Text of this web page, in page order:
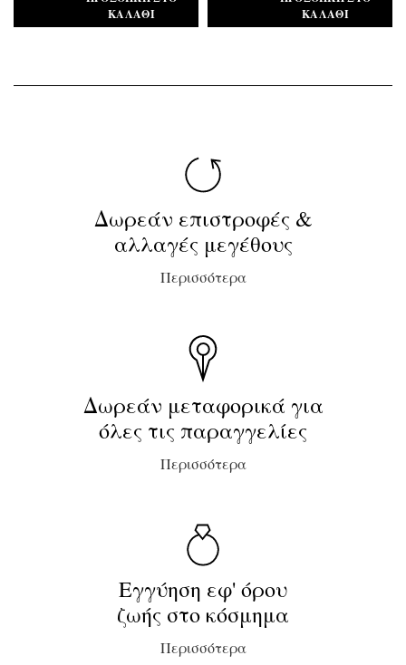
ΚΑΛΆΘΙ
ΚΑΛΆΘΙ
Δωρεάν επιστροφές &
αλλαγές μεγέθους
Περισσότερα
Δωρεάν μεταφορικά για
όλες τις παραγγελίες
Περισσότερα
Εγγύηση εφ' όρου
ζωής στο κόσμημα
Περισσότερα